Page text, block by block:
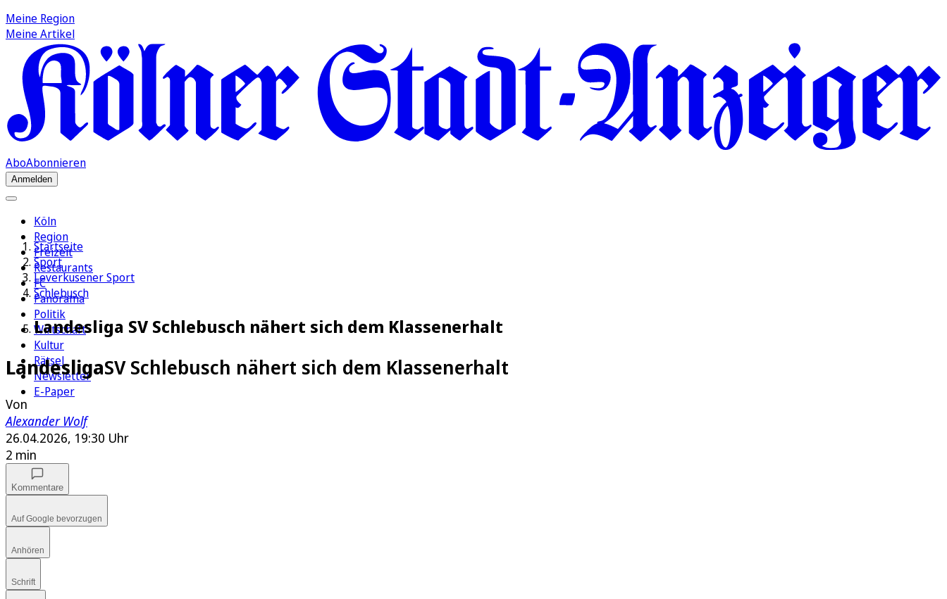
Meine Region
Meine Artikel
AboAbonnieren
Anmelden
Köln
Region
Freizeit
Restaurants
FC
Panorama
Politik
Wirtschaft
Kultur
Rätsel
Newsletter
E-Paper
Startseite
Sport
Leverkusener Sport
Schlebusch
Landesliga SV Schlebusch nähert sich dem Klassenerhalt
LandesligaSV Schlebusch nähert sich dem Klassenerhalt
Von
Alexander Wolf
26.04.2026, 19:30 Uhr
2 min
Kommentare
Auf Google bevorzugen
Anhören
Schrift